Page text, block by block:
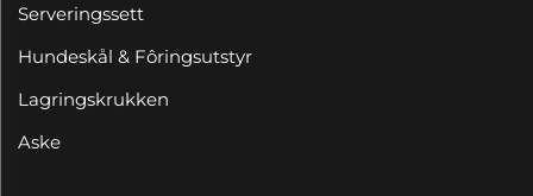
Serveringssett
Hundeskål & Fôringsutstyr
Lagringskrukken
Aske